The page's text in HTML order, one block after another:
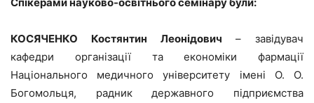
КОСЯЧЕНКО Костянтин Леонідович – завідувач
кафедри організації та економіки фармації
Національного медичного університету імені О. О.
Богомольця, радник державного підприємства